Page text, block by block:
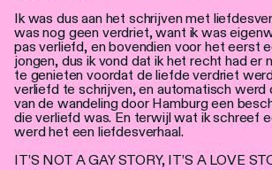
Ik was dus aan het schrijven met
was nog geen verdriet, want ik was
pas verliefd, en bovendien voor het eerst
jongen, dus ik vond dat ik het recht had er
te genieten voordat de liefde verdriet
verliefd te schrijven, en automatisch werd
van de wandeling door Hamburg een
die verliefd was. En terwijl wat ik schreef
werd het een liefdesverhaal.
IT’S NOT A GAY STORY, IT’S A LOVE